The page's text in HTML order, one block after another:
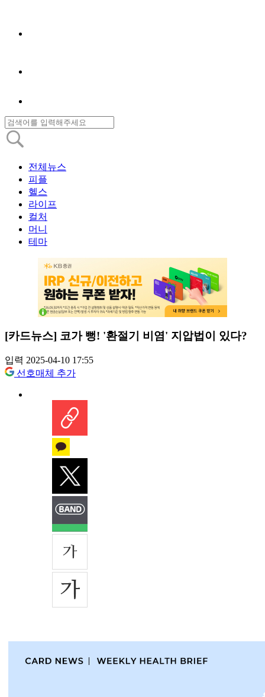
전체뉴스
피플
헬스
라이프
컬처
머니
테마
[카드뉴스] 코가 뻥! '환절기 비염' 지압법이 있다?
입력 2025-04-10 17:55
선호매체 추가